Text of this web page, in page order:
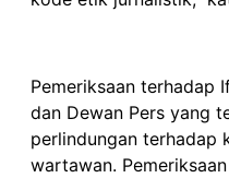
Pemeriksaan terhadap
dan Dewan Pers yang
perlindungan terhadap
wartawan.